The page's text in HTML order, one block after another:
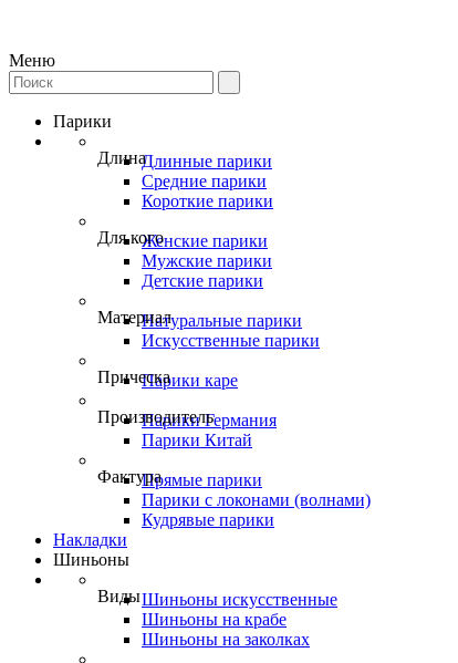
Меню
Парики
ДлинаДлинные парики
Средние парики
Короткие парики
Для когоЖенские парики
Мужские парики
Детские парики
МатериалНатуральные парики
Искусственные парики
ПрическаПарики каре
Производитель
Парики Германия
Парики Китай
ФактураПрямые парики
Парики с локонами (волнами)
Кудрявые парики
Накладки
Шиньоны
ВидыШиньоны искусственные
Шиньоны на крабе
Шиньоны на заколках